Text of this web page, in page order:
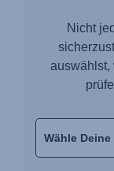
Nicht
auswählst,